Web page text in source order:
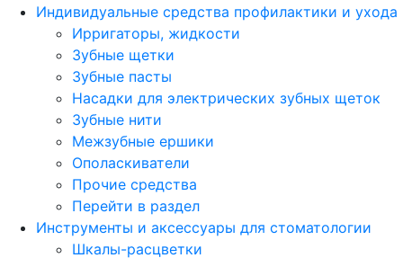
Индивидуальные средства профилактики и ухода
Ирригаторы, жидкости
Зубные щетки
Зубные пасты
Насадки для электрических зубных щеток
Зубные нити
Межзубные ершики
Ополаскиватели
Прочие средства
Перейти в раздел
Инструменты и аксессуары для стоматологии
Шкалы-расцветки